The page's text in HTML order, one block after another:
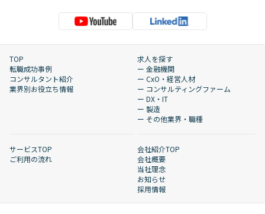
TOP
転職成功事例
コンサルタント紹介
業界別お役立ち情報
求人を探す
ー 金融機関
ー CxO・経営人材
ー コンサルティングファーム
ー DX・IT
ー 製造
ー その他業界・職種
サービスTOP
ご利用の流れ
会社紹介TOP
会社概要
当社理念
お知らせ
採用情報